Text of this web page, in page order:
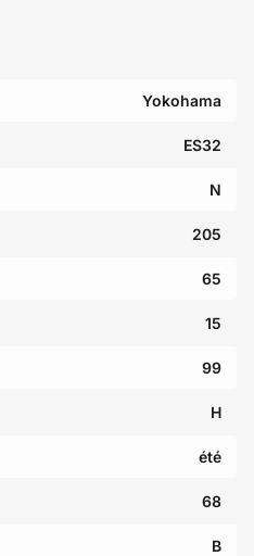
Yokohama
ES32
N
205
65
15
99
H
été
68
B